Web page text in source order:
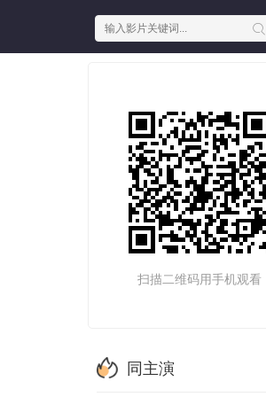
扫描二维码用手机观看
同主演